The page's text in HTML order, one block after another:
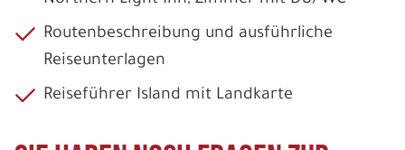
Routenbeschreibung und ausführliche
Reiseunterlagen
Reiseführer Island mit Landkarte